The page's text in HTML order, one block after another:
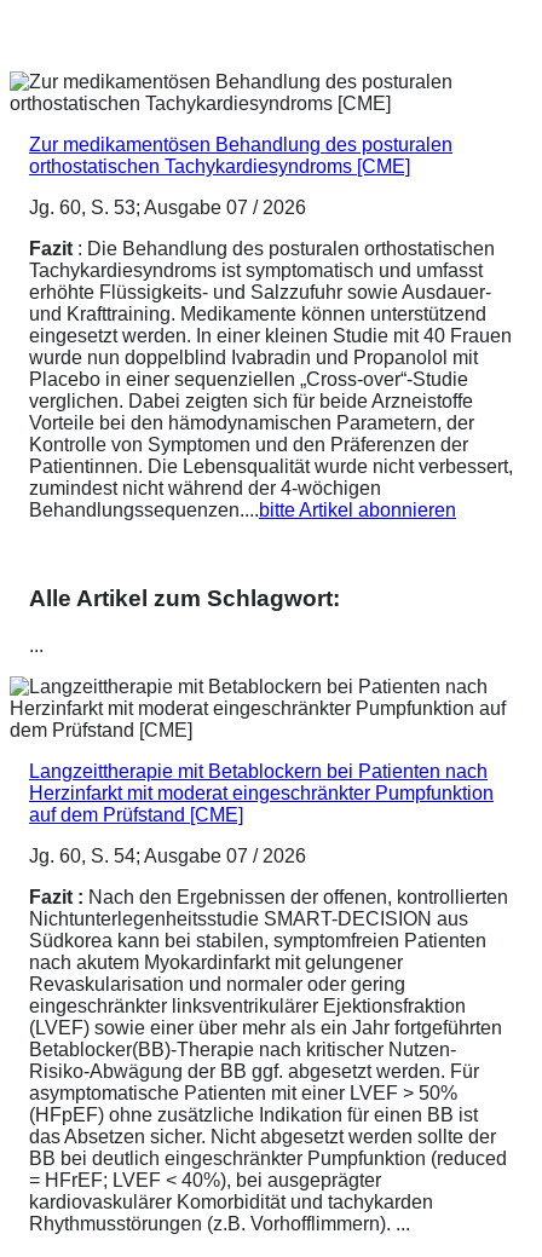
Zur medikamentösen Behandlung des posturalen
orthostatischen Tachykardiesyndroms [CME]
Jg. 60, S. 53; Ausgabe 07 / 2026
Fazit : Die Behandlung des posturalen orthostatischen
Tachykardiesyndroms ist symptomatisch und umfasst
erhöhte Flüssigkeits- und Salzzufuhr sowie Ausdauer-
und Krafttraining. Medikamente können unterstützend
eingesetzt werden. In einer kleinen Studie mit 40 Frauen
wurde nun doppelblind Ivabradin und Propanolol mit
Placebo in einer sequenziellen „Cross-over“-Studie
verglichen. Dabei zeigten sich für beide Arzneistoffe
Vorteile bei den hämodynamischen Parametern, der
Kontrolle von Symptomen und den Präferenzen der
Patientinnen. Die Lebensqualität wurde nicht verbessert,
zumindest nicht während der 4-wöchigen
Behandlungssequenzen....bitte Artikel abonnieren
Alle Artikel zum Schlagwort:
...
Langzeittherapie mit Betablockern bei Patienten nach
Herzinfarkt mit moderat eingeschränkter Pumpfunktion
auf dem Prüfstand [CME]
Jg. 60, S. 54; Ausgabe 07 / 2026
Fazit : Nach den Ergebnissen der offenen, kontrollierten
Nichtunterlegenheitsstudie SMART-DECISION aus
Südkorea kann bei stabilen, symptomfreien Patienten
nach akutem Myokardinfarkt mit gelungener
Revaskularisation und normaler oder gering
eingeschränkter linksventrikulärer Ejektionsfraktion
(LVEF) sowie einer über mehr als ein Jahr fortgeführten
Betablocker(BB)-Therapie nach kritischer Nutzen-
Risiko-Abwägung der BB ggf. abgesetzt werden. Für
asymptomatische Patienten mit einer LVEF > 50%
(HFpEF) ohne zusätzliche Indikation für einen BB ist
das Absetzen sicher. Nicht abgesetzt werden sollte der
BB bei deutlich eingeschränkter Pumpfunktion (reduced
= HFrEF; LVEF < 40%), bei ausgeprägter
kardiovaskulärer Komorbidität und tachykarden
Rhythmusstörungen (z.B. Vorhofflimmern). ...